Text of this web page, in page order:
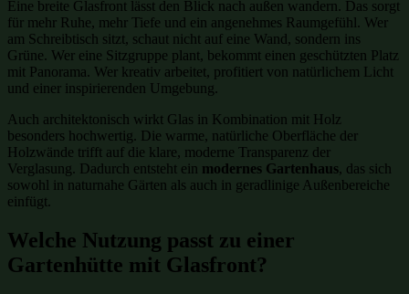
Eine breite Glasfront lässt den Blick nach außen wandern. Das sorgt
für mehr Ruhe, mehr Tiefe und ein angenehmes Raumgefühl. Wer
am Schreibtisch sitzt, schaut nicht auf eine Wand, sondern ins
Grüne. Wer eine Sitzgruppe plant, bekommt einen geschützten Platz
mit Panorama. Wer kreativ arbeitet, profitiert von natürlichem Licht
und einer inspirierenden Umgebung.
Auch architektonisch wirkt Glas in Kombination mit Holz
besonders hochwertig. Die warme, natürliche Oberfläche der
Holzwände trifft auf die klare, moderne Transparenz der
Verglasung. Dadurch entsteht ein modernes Gartenhaus, das sich
sowohl in naturnahe Gärten als auch in geradlinige Außenbereiche
einfügt.
Welche Nutzung passt zu einer
Gartenhütte mit Glasfront?